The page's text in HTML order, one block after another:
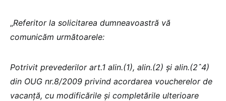
„Referitor la solicitarea dumneavoastră vă
comunicăm următoarele:
Potrivit prevederilor art.1 alin.(1), alin.(2) și alin.(2ˆ4)
din OUG nr.8/2009 privind acordarea voucherelor de
vacanţă, cu modificările și completările ulterioare